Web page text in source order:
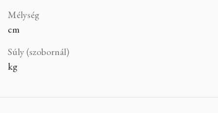
Mélység
cm
Súly (szobornál)
kg